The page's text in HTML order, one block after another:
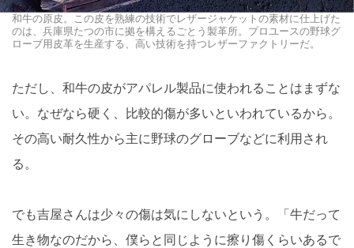
和牛の原皮。この皮を熟練の技術でレザージャケットの素材に仕上げた
のは、兵庫県たつの市に拠を構えるごとう製革所。プロユースの野球グ
ローブ用皮革を生産する、高い技術を持つレザーファクトリーだ。
ただし、和牛の皮がアパレル製品に使われることはまずな
い。なぜなら硬く、比較的傷が多いといわれているから。
その高い耐久性から主に野球のグローブなどに利用され
る。
でも吉屋さんは少々の傷は気にしないという。「牛だって
生き物なのだから、僕らと同じように擦り傷くらいあるで